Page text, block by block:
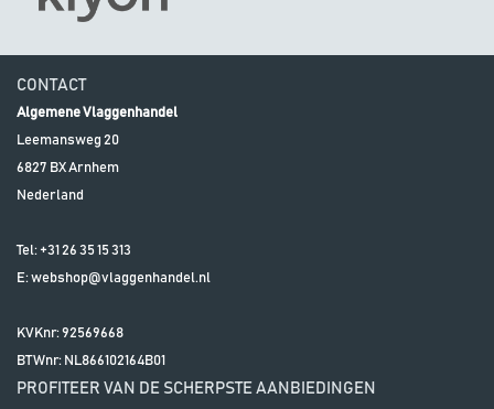
CONTACT
Algemene Vlaggenhandel
Leemansweg 20
6827 BXArnhem
Nederland
Tel: +31 26 35 15 313
E:webshop@vlaggenhandel.nl
KVKnr: 92569668
BTWnr: NL866102164B01
PROFITEER VAN DE SCHERPSTE AANBIEDINGEN